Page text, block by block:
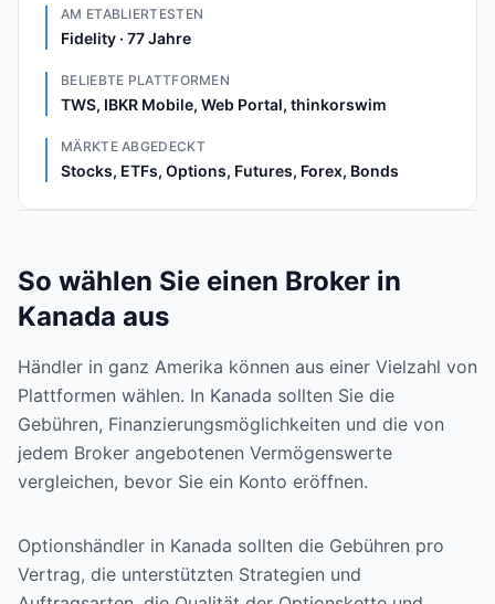
AM ETABLIERTESTEN
Fidelity · 77 Jahre
BELIEBTE PLATTFORMEN
TWS, IBKR Mobile, Web Portal, thinkorswim
MÄRKTE ABGEDECKT
Stocks, ETFs, Options, Futures, Forex, Bonds
So wählen Sie einen Broker in
Kanada aus
Händler in ganz Amerika können aus einer Vielzahl von
Plattformen wählen. In Kanada sollten Sie die
Gebühren, Finanzierungsmöglichkeiten und die von
jedem Broker angebotenen Vermögenswerte
vergleichen, bevor Sie ein Konto eröffnen.
Optionshändler in Kanada sollten die Gebühren pro
Vertrag, die unterstützten Strategien und